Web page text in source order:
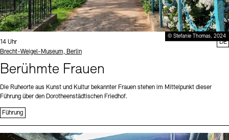
© Stefanie Thomas, 2024
Uhrzeit:
14 Uhr
Standort
Brecht-Weigel-Museum, Berlin
Berühmte Frauen
Die Ruheorte aus Kunst und Kultur bekannter Frauen stehen im Mittelpunkt dieser
Führung über den Dorotheenstädtischen Friedhof.
Führung
DE